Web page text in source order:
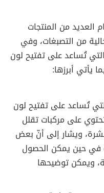
العديد من المنتجات
من التصبغات، وفي
تُساعد على تفتيح لون
يأتي أبرزها:
تُساعد على تفتيح لون
على مركبات تقلل
ويشار إلى أنّ بعض
في حين يمكن الحصول
ويمكن توضيحها